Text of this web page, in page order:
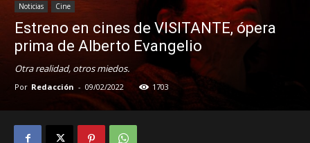
Noticias Cine
Estreno en cines de VISITANTE, ópera
prima de Alberto Evangelio
Otra realidad, otros miedos.
Por Redacción - 09/02/2022 1703